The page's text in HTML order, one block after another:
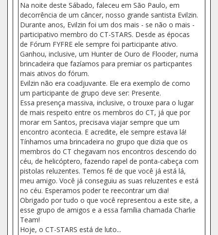
Na noite deste Sábado, faleceu em São Paulo, em
decorrência de um câncer, nosso grande santista Evilzin.
Durante anos, Evilzin foi um dos mais - se não o mais -
participativo membro do CT-STARS. Desde as épocas
de Fórum FYFRE ele sempre foi participante ativo.
Ganhou, inclusive, um Hunter de Ouro de Flooder, numa
brincadeira que fazíamos para premiar os particpantes
mais ativos do fórum.
Evilzin não era coadjuvante. Ele era exemplo de como
um participante de grupo deve ser: Presente.
Essa presença massiva, inclusive, o trouxe para o lugar
de mais respeito entre os membros do CT, já que por
morar em Santos, precisava viajar sempre que um
encontro acontecia. E acredite, ele sempre estava lá!
Tínhamos uma brincadeira no grupo que dizia que os
membros do CT chegavam nos encontros descendo do
céu, de helicóptero, fazendo rapel de ponta-cabeça com
pistolas reluzentes. Temos fé de que você já está lá,
meu amigo. Você já conseguiu as suas reluzentes e está
no céu. Esperamos poder te reecontrar um dia!
Obrigado por tudo o que você representou a este site, a
esse grupo de amigos e a essa família chamada Charlie
Team!
Hoje, o CT-STARS está de luto...